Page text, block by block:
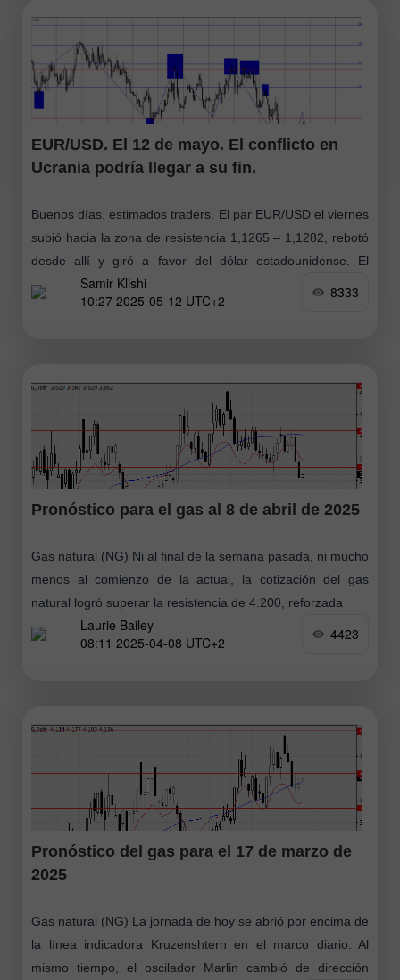
EUR/USD. El 12 de mayo. El conflicto en
Ucrania podría llegar a su fin.
Buenos días, estimados traders. El par EUR/USD el viernes
subió hacia la zona de resistencia 1,1265 – 1,1282, rebotó
desde allí y giró a favor del dólar estadounidense. El
proceso
Samir Klishi
10:27 2025-05-12 UTC+2
8333
Pronóstico para el gas al 8 de abril de 2025
Gas natural (NG) Ni al final de la semana pasada, ni mucho
menos al comienzo de la actual, la cotización del gas
natural logró superar la resistencia de 4.200, reforzada
Laurie Bailey
08:11 2025-04-08 UTC+2
4423
Pronóstico del gas para el 17 de marzo de
2025
Gas natural (NG) La jornada de hoy se abrió por encima de
la línea indicadora Kruzenshtern en el marco diario. Al
mismo tiempo, el oscilador Marlin cambió de dirección